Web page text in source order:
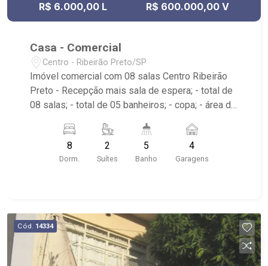
R$ 6.000,00 L R$ 600.000,00 V
Casa - Comercial
Centro - Ribeirão Preto/SP
Imóvel comercial com 08 salas Centro Ribeirão
Preto - Recepção mais sala de espera; - total de
08 salas; - total de 05 banheiros; - copa; - área de
após portão basculante. - Apenas poucos metros
da avenida Francisco Junqueira.
8
Dorm.
2
Suítes
5
Banho
4
Garagens
Cód. 14334